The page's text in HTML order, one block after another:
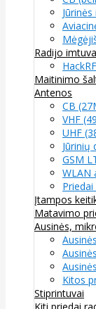
Radijo
HackRF
Maitinimo
Antenos
CB
VHF
UHF
Jūrinių
GSM
WLAN
Įtampos
Matavimo
Ausinės,
Kitos
Stiprintuvai
Kiti priedai